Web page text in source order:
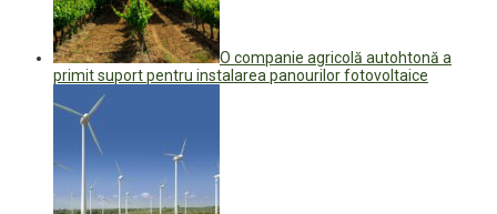
O companie agricolă autohtonă a
primit suport pentru instalarea panourilor fotovoltaice